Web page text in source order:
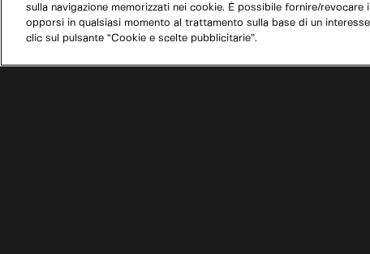
sulla navigazione memorizzati nei cookie. È possibile fornire/revocare
opporsi in qualsiasi momento al trattamento sulla base di un
clic sul pulsante “Cookie e scelte pubblicitarie”.